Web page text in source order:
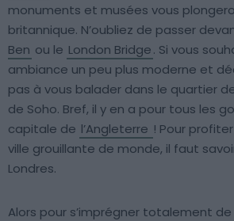
monuments et musées vous
britannique. N’oubliez de passer
Ben ou le London Bridge. Si vous
ambiance un peu plus moderne et
pas à vous balader dans le quartier
de Soho. Bref, il y en a pour tous les
capitale de l’Angleterre ! Pour
ville grouillante de monde, il faut
Londres.
Alors pour s’imprégner totalement